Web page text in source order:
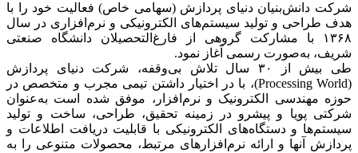
شرکت دانش‌بنیان دنیای پردازش (سهامی خاص) فعالیت خود را با
هدف طراحی و تولید سیستم‌های الکترونیکی و نرم‌افزاری در سال
۱۳۶۸ با مشارکت گروهی از فارغ‌التحصیلان دانشگاه صنعتی
شریف، به‌صورت رسمی آغاز نمود.
طی بیش از ۳۰ سال تلاش بی‌وقفه، شرکت دنیای پردازش
(Processing World)، با در اختیار داشتن تیمی مجرب و متخصص در
حوزه مهندسی الکترونیک و نرم‌افزار، موفق شده است به‌عنوان
شرکتی پویا و پیشرو در زمینه‌ تحقیق، طراحی، ساخت و تولید
سیستم‌ها و دستگاه‌های الکترونیکی با قابلیت دریافت اطلاعات و
پردازش آنها و ارائه‌ نرم‌افزارهای مرتبط، محصولات متنوعی را به